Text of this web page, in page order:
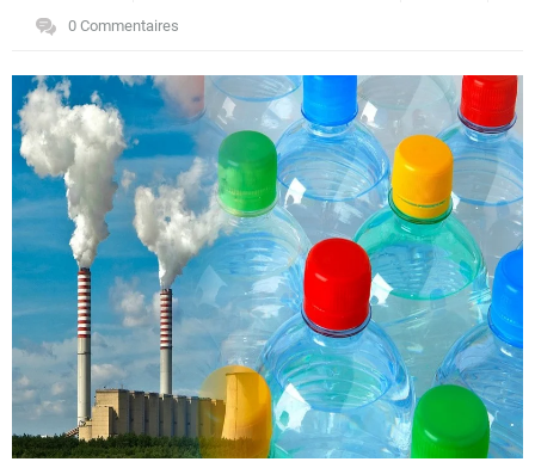
Actualités
Circuits touristiques
Tourisme
Régions
Hotels
Evenements
0 Commentaires